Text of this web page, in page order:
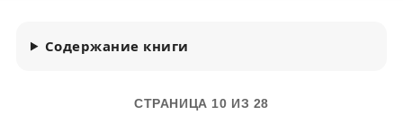
Содержание книги
СТРАНИЦА 10 ИЗ 28